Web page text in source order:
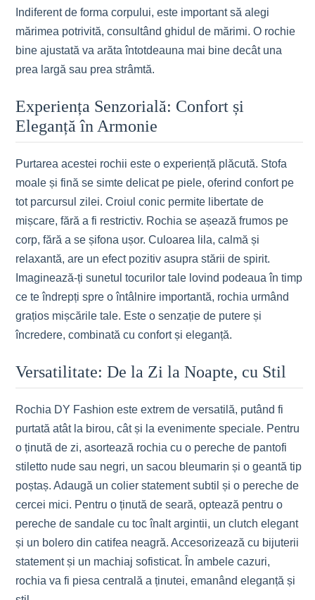
Indiferent de forma corpului, este important să alegi
mărimea potrivită, consultând ghidul de mărimi. O rochie
bine ajustată va arăta întotdeauna mai bine decât una
prea largă sau prea strâmtă.
Experiența Senzorială: Confort și
Eleganță în Armonie
Purtarea acestei rochii este o experiență plăcută. Stofa
moale și fină se simte delicat pe piele, oferind confort pe
tot parcursul zilei. Croiul conic permite libertate de
mișcare, fără a fi restrictiv. Rochia se așează frumos pe
corp, fără a se șifona ușor. Culoarea lila, calmă și
relaxantă, are un efect pozitiv asupra stării de spirit.
Imaginează-ți sunetul tocurilor tale lovind podeaua în timp
ce te îndrepți spre o întâlnire importantă, rochia urmând
grațios mișcările tale. Este o senzație de putere și
încredere, combinată cu confort și eleganță.
Versatilitate: De la Zi la Noapte, cu Stil
Rochia DY Fashion este extrem de versatilă, putând fi
purtată atât la birou, cât și la evenimente speciale. Pentru
o ținută de zi, asortează rochia cu o pereche de pantofi
stiletto nude sau negri, un sacou bleumarin și o geantă tip
poștaș. Adaugă un colier statement subtil și o pereche de
cercei mici. Pentru o ținută de seară, optează pentru o
pereche de sandale cu toc înalt argintii, un clutch elegant
și un bolero din catifea neagră. Accesorizează cu bijuterii
statement și un machiaj sofisticat. În ambele cazuri,
rochia va fi piesa centrală a ținutei, emanând eleganță și